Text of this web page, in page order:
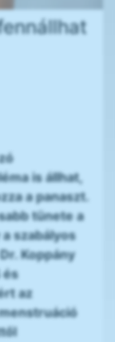
is állhat,
a panaszt.
tünete a
szabályos
Koppány
és
az